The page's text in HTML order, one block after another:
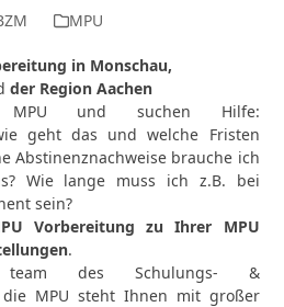
MPU
in Monschau,
der Region Aachen
und suchen Hilfe:
geht das und welche Fristen
Abstinenznachweise brauche ich
Wie lange muss ich z.B. bei
sein?
Vorbereitung zu Ihrer MPU
.
team des Schulungs- &
MPU steht Ihnen mit großer